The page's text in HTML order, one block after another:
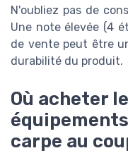
N'oubliez pas de
Une note élevée (4
de vente peut être
durabilité du produit.
Où acheter
carpe au